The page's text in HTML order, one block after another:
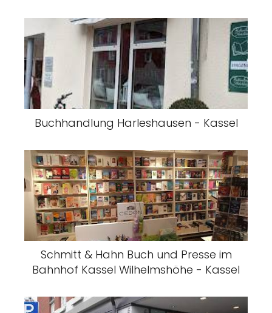
Buchhandlung Harleshausen - Kassel
Schmitt & Hahn Buch und Presse im
Bahnhof Kassel Wilhelmshöhe - Kassel